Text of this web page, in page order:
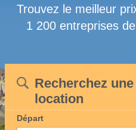
Trouvez le meilleur
1 200 entreprises
Recherchez
location
Départ